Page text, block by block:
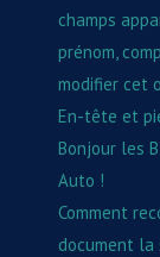
champs
prénom,
modifier cet
En-tête et
Bonjour les
Auto !
Comment
document